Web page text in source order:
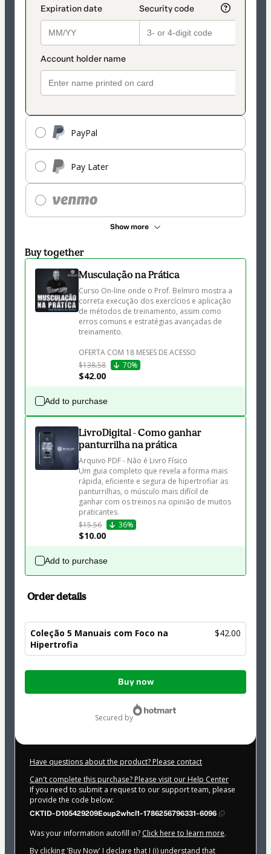
PayPal
Pay Later
Show more
Buy together
Musculação na Prática
Curso On-line onde o Prof. Belmiro mostra a
correta execução dos exercícios e aplicação
de métodos de treinamento, assim como
erros comuns e estratégias avançadas de
treinamento.
OFERTA COM 18 MESES DE ACESSO
$138.58
70%
$42.00
Add to purchase
LivroDigital - Como ganhar
panturrilha na prática
Arquivo PDF - Não é Livro Físico
Um guia completo que revela a forma mais
rápida, eficiente e segura de hipertrofiar as
panturrilhas, o músculo mais difícil de
ganhar com os treinos na opinião de muitos
praticantes.
$15.56
36%
$10.00
Add to purchase
Order details
Coleção 5 Manuais com Foco na
Hipertrofia
$42.00
Total
Buy now
secured by
Have questions about the product? Please contact
Can't complete this purchase? Please visit our Help Center
If you need to submit a request to our support team, please
provide the code below:
CKTID-D105429209Eoup2whcl1-1786256796331-6096
Was your information autofill in? Click here to learn more.
By clicking 'Buy Now' I declare that I (i) understand that